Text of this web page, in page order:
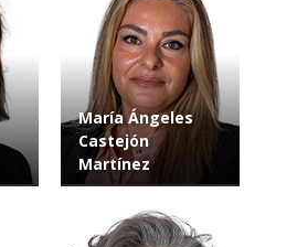
María Ángeles
Castejón
Martínez